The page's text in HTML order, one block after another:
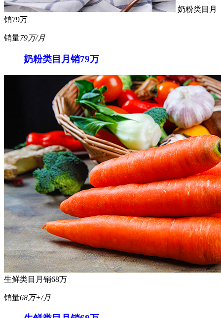
奶粉类目月
销79万
销量79万/月
奶粉类目月销79万
生鲜类目月销68万
销量68万+/月